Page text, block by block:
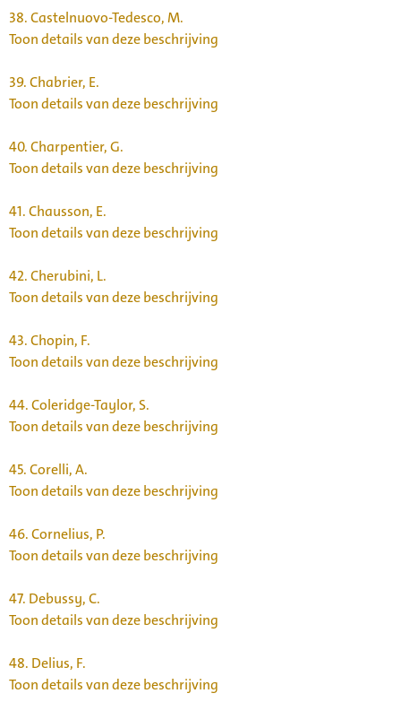
38.Castelnuovo-Tedesco, M.
Toon details van deze beschrijving
39.Chabrier, E.
Toon details van deze beschrijving
40.Charpentier, G.
Toon details van deze beschrijving
41.Chausson, E.
Toon details van deze beschrijving
42.Cherubini, L.
Toon details van deze beschrijving
43.Chopin, F.
Toon details van deze beschrijving
44.Coleridge-Taylor, S.
Toon details van deze beschrijving
45.Corelli, A.
Toon details van deze beschrijving
46.Cornelius, P.
Toon details van deze beschrijving
47. Debussy, C.
Toon details van deze beschrijving
48. Delius, F.
Toon details van deze beschrijving